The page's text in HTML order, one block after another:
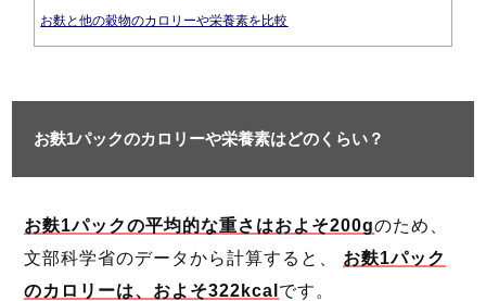
お麩と他の穀物のカロリーや栄養素を比較
お麩1パックのカロリーや栄養素はどのくらい？
お麩1パックの平均的な重さはおよそ200gのため、
文部科学省のデータから計算すると、 お麩1パック
のカロリーは、およそ322kcal です。